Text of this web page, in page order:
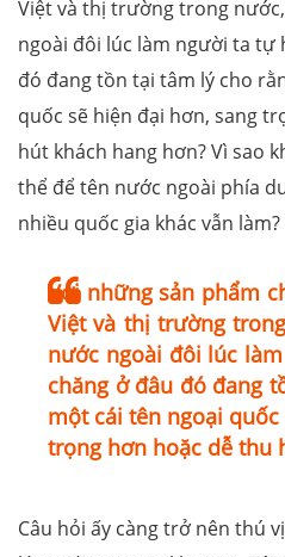
Việt và thị trường trong
ngoài đôi lúc làm người ta tự
đó đang tồn tại tâm lý cho
quốc sẽ hiện đại hơn, sang
hút khách hang hơn? Vì sao
thể để tên nước ngoài phía
nhiều quốc gia khác vẫn làm?
Với những sản phẩm
Việt và thị trường
nước ngoài đôi lúc
chăng ở đâu đó đang
một cái tên ngoại
trọng hơn hoặc dễ thu
Câu hỏi ấy càng trở nên thú